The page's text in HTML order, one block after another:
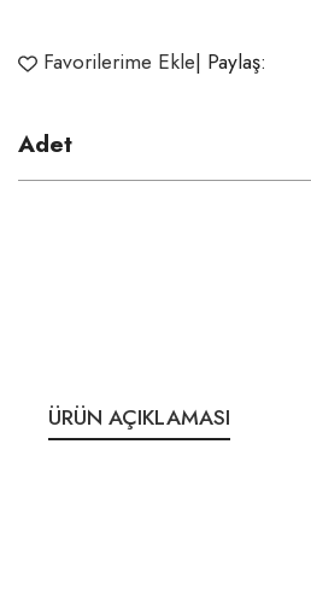
Favorilerime Ekle| Paylaş:
Adet
ÜRÜN AÇIKLAMASI